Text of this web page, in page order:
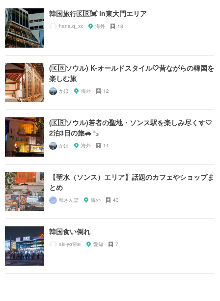
韓国旅行🇰🇷💓 in東大門エリア
hana.q_xx 海外 18
(🇰🇷ソウル) K-オールドスタイル🤍昔ながらの韓国を
楽しむ旅
かほ 海外 12
(🇰🇷ソウル)若者の聖地・ソンス駅を楽しみ尽くす🤍
2泊3日の旅🚗 ³₃
かほ 海外 14
【聖水（ソンス）エリア】話題のカフェやショップま
とめ
韓さんぽ 海外 43
韓国食い倒れ
aki-yo🐻‍❄️ 愛知 7